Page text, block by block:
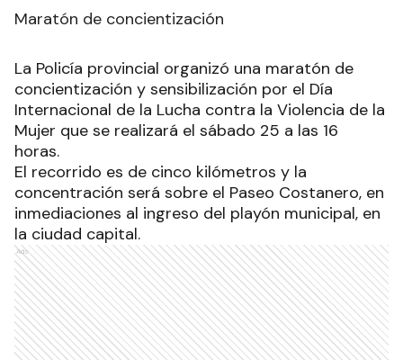
Maratón de concientización
La Policía provincial organizó una maratón de
concientización y sensibilización por el Día
Internacional de la Lucha contra la Violencia de la
Mujer que se realizará el sábado 25 a las 16
horas.
El recorrido es de cinco kilómetros y la
concentración será sobre el Paseo Costanero, en
inmediaciones al ingreso del playón municipal, en
la ciudad capital.
Ads